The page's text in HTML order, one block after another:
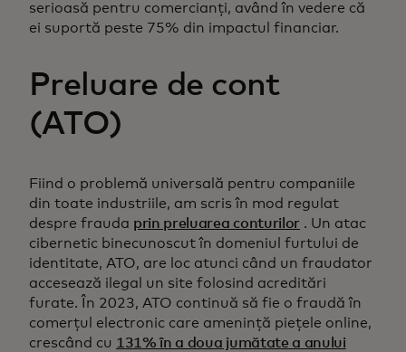
serioasă pentru comercianți, având în vedere că
ei suportă peste 75% din impactul financiar.
Preluare de cont
(ATO)
Fiind o problemă universală pentru companiile
din toate industriile, am scris în mod regulat
despre frauda prin preluarea conturilor . Un atac
cibernetic binecunoscut în domeniul furtului de
identitate, ATO, are loc atunci când un fraudator
accesează ilegal un site folosind acreditări
furate. În 2023, ATO continuă să fie o fraudă în
comerțul electronic care amenință piețele online,
crescând cu 131% în a doua jumătate a anului